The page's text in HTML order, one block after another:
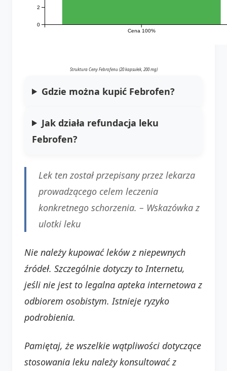
Cena 100%
0
2
Struktura Ceny Febrofenu (20 kapsułek, 200 mg)
Gdzie można kupić Febrofen?
Jak działa refundacja leku
Febrofen?
Lek ten został przepisany przez lekarza
prowadzącego celem leczenia
konkretnego schorzenia. – Wskazówka z
ulotki leku
Nie należy kupować leków z niepewnych
źródeł. Szczególnie dotyczy to Internetu,
jeśli nie jest to legalna apteka internetowa z
odbiorem osobistym. Istnieje ryzyko
podrobienia.
Pamiętaj, że wszelkie wątpliwości dotyczące
stosowania leku należy konsultować z